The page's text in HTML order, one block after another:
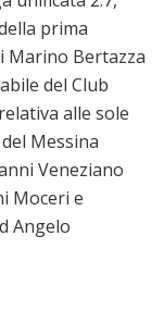
prima
Marino Bertazza
del Club
alle sole
Messina
Veneziano
Moceri e
Angelo